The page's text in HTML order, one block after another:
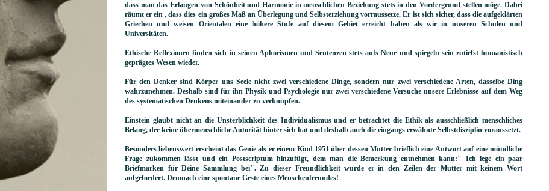
dass man das Erlangen von Schönheit und Harmonie in menschlichen Beziehung stets in den Vordergrund stellen möge. Dabei
räumt er ein , dass dies ein großes Maß an Überlegung und Selbsterziehung vorraussetze. Er ist sich sicher, dass die aufgeklärten
Griechen und weisen Orientalen eine höhere Stufe auf diesem Gebiet erreicht haben als wir in unseren Schulen und
Universitäten.
Ethische Reflexionen finden sich in seinen Aphorismen und Sentenzen stets aufs Neue und spiegeln sein zutiefst humanistisch
geprägtes Wesen wieder.
Für den Denker sind Körper uns Seele nicht zwei verschiedene Dinge, sondern nur zwei verschiedene Arten, dasselbe Ding
wahrzunehmen. Deshalb sind für ihn Physik und Psychologie nur zwei verschiedene Versuche unsere Erlebnisse auf dem Weg
des systematischen Denkens miteinander zu verknüpfen.
Einstein glaubt nicht an die Unsterblichkeit des Individualismus und er betrachtet die Ethik als ausschließlich menschliches
Belang, der keine übermenschliche Autorität hinter sich hat und deshalb auch die eingangs erwähnte Selbstdisziplin voraussetzt.
Besonders liebenswert erscheint das Genie als er einem Kind 1951 über dessen Mutter brieflich eine Antwort auf eine mündliche
Frage zukommen lässt und ein Postscriptum hinzufügt, dem man die Bemerkung entnehmen kann:" Ich lege ein paar
Briefmarken für Deine Sammlung bei". Zu dieser Freundlichkeit wurde er in den Zeilen der Mutter mit keinem Wort
aufgefordert. Demnach eine spontane Geste eines Menschenfreundes!